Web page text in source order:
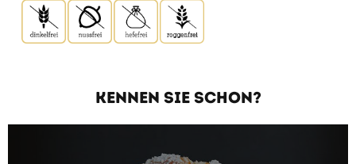
KENNEN SIE SCHON?